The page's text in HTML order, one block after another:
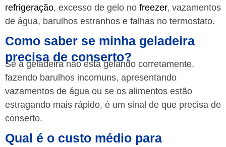
refrigeração, excesso de gelo no freezer, vazamentos
de água, barulhos estranhos e falhas no termostato.
Como saber se minha geladeira
precisa de conserto?
Se a geladeira não está gelando corretamente,
fazendo barulhos incomuns, apresentando
vazamentos de água ou se os alimentos estão
estragando mais rápido, é um sinal de que precisa de
conserto.
Qual é o custo médio para